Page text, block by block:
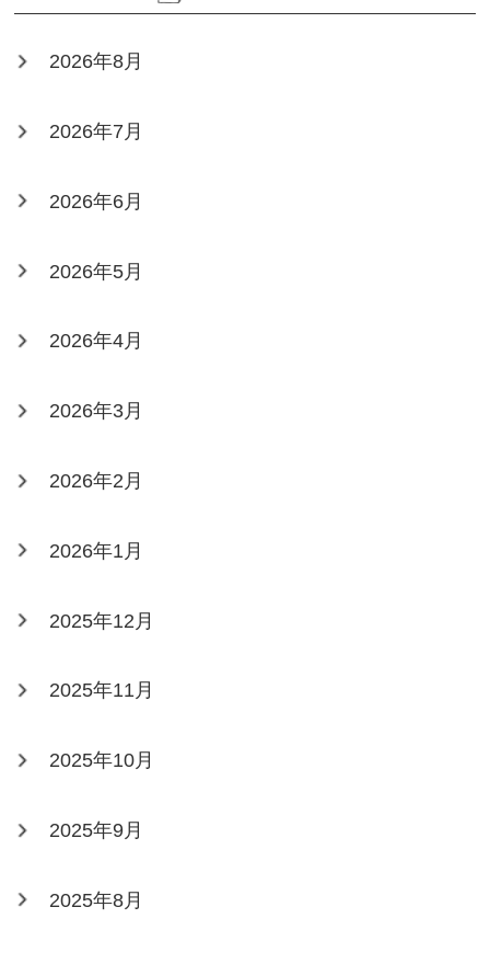
2026年8月
2026年7月
2026年6月
2026年5月
2026年4月
2026年3月
2026年2月
2026年1月
2025年12月
2025年11月
2025年10月
2025年9月
2025年8月